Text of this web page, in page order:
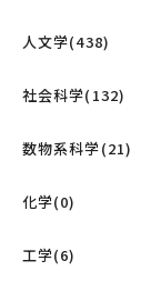
人文学(438)
社会科学(132)
数物系科学(21)
化学(0)
工学(6)